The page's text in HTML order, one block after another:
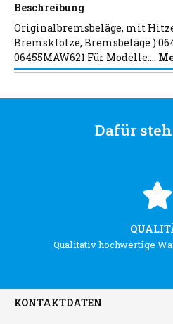
Beschreibung
Originalbremsbeläge, mit
Bremsklötze, Bremsbeläge )
06455MAW621 Für Modelle:…
Dafür
Qualitativ hochwertige
KONTAKTDATEN